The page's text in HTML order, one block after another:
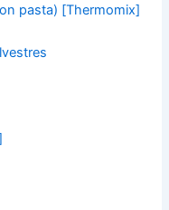
pasta) [Thermomix]